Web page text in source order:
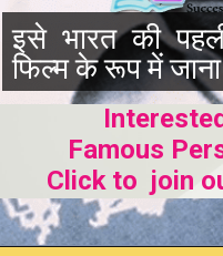
इसे भारत की
फिल्म के रूप में जाना
Famous
Click to join